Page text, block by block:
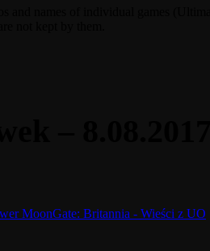
MoonGate: Britannia - Wieści z UO